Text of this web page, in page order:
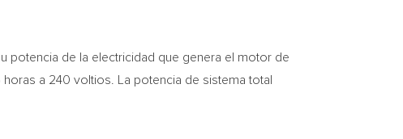
potencia de la electricidad que genera el motor de
a 240 voltios. La potencia de sistema total